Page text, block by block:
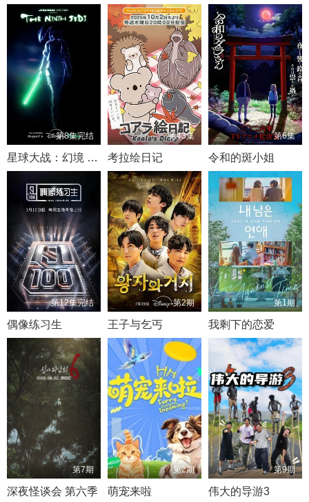
第8集完结
星球大战：幻境 — 第九个绝地武士
第43集
考拉绘日记
第6集
令和的斑小姐
第12集完结
偶像练习生
第2期
王子与乞丐
第1期
我剩下的恋爱
第7期
深夜怪谈会 第六季
第2期
萌宠来啦
第9期
伟大的导游3